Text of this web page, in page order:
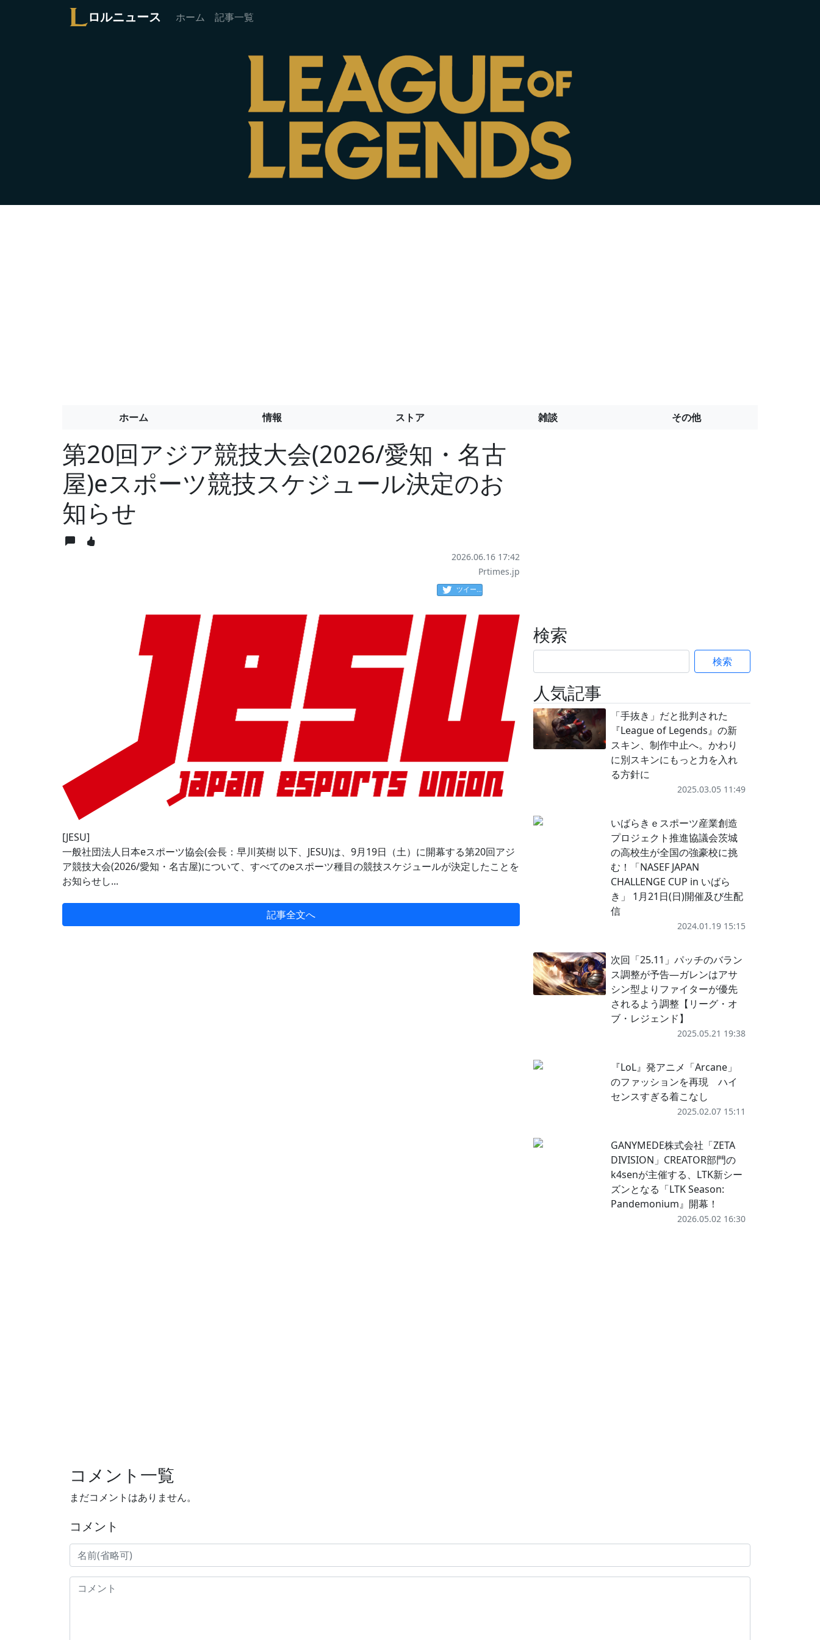
ロルニュース ホーム 記事一覧
ホーム 情報 ストア 雑談 その他
第20回アジア競技大会(2026/愛知・名古
屋)eスポーツ競技スケジュール決定のお
知らせ
2026.06.16 17:42
Prtimes.jp
ツイート
[JESU]
一般社団法人日本eスポーツ協会(会長：早川英樹 以下、JESU)は、9月19日（土）に開幕する第20回アジ
ア競技大会(2026/愛知・名古屋)について、すべてのeスポーツ種目の競技スケジュールが決定したことを
お知らせし...
記事全文へ
検索
検索
人気記事
「手抜き」だと批判された
『League of Legends』の新
スキン、制作中止へ。かわり
に別スキンにもっと力を入れ
る方針に
2025.03.05 11:49
いばらきｅスポーツ産業創造
プロジェクト推進協議会茨城
の高校生が全国の強豪校に挑
む！「NASEF JAPAN
CHALLENGE CUP in いばら
き」 1月21日(日)開催及び生配
信
2024.01.19 15:15
次回「25.11」パッチのバラン
ス調整が予告―ガレンはアサ
シン型よりファイターが優先
されるよう調整【リーグ・オ
ブ・レジェンド】
2025.05.21 19:38
『LoL』発アニメ「Arcane」
のファッションを再現 ハイ
センスすぎる着こなし
2025.02.07 15:11
GANYMEDE株式会社「ZETA
DIVISION」CREATOR部門の
k4senが主催する、LTK新シー
ズンとなる「LTK Season:
Pandemonium』開幕！
2026.05.02 16:30
コメント一覧
まだコメントはありません。
コメント